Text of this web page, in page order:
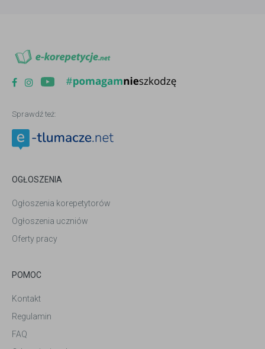
Sprawdź też:
OGŁOSZENIA
Ogłoszenia korepetytorów
Ogłoszenia uczniów
Oferty pracy
POMOC
Kontakt
Regulamin
FAQ